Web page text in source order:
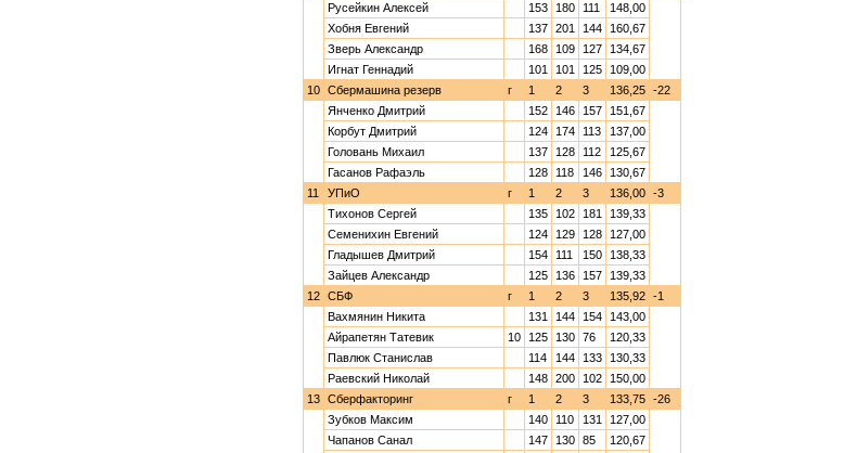
Русейкин Алексей
153 180 111
148,00
Хобня Евгений
137 201 144
160,67
Зверь Александр
168 109 127
134,67
Игнат Геннадий
101 101 125
109,00
10 Сбермашина резерв г 1 2 3 136,25 -22
Янченко Дмитрий
152 146 157
151,67
Корбут Дмитрий
124 174 113
137,00
Головань Михаил
137 128 112
125,67
Гасанов Рафаэль
128 118 146
130,67
11
УПиО г 1 2 3 136,00 -3
Тихонов Сергей
135 102 181
139,33
Семенихин Евгений
124 129 128
127,00
Гладышев Дмитрий
154 111 150
138,33
Зайцев Александр
125 136 157
139,33
12 СБФ г 1 2 3 135,92 -1
Вахмянин Никита
131 144 154
143,00
Айрапетян Татевик
10 125 130 76
120,33
Павлюк Станислав
114 144 133
130,33
Раевский Николай
148 200 102
150,00
13 Сберфакторинг г 1 2 3 133,75 -26
Зубков Максим
140 110 131
127,00
Чапанов Санал
147 130 85
120,67